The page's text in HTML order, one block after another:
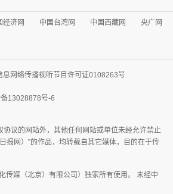
经济网 中国台湾网 中国西藏网 央广网
息网络传播视听节目许可证0108263号
13028878号-6
议的网站外，其他任何网站或单位未经允许禁止
报网）”的作品，均转载自其它媒体，目的在于传
传媒（北京）有限公司）独家所有使用。 未经中